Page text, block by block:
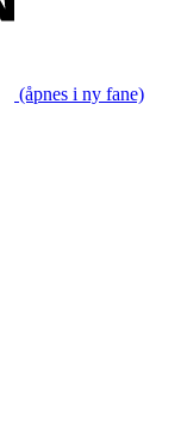
(åpnes i ny fane)